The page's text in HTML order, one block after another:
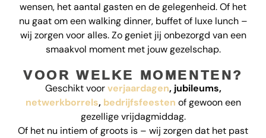
wensen, het aantal gasten en de gelegenheid. Of het
nu gaat om een walking dinner, buffet of luxe lunch –
wij zorgen voor alles. Zo geniet jij onbezorgd van een
smaakvol moment met jouw gezelschap.
VOOR WELKE MOMENTEN?
Geschikt voorverjaardagen, jubileums,
netwerkborrels, bedrijfsfeesten of gewoon een
gezellige vrijdagmiddag.
Of het nu intiem of groots is – wij zorgen dat het past